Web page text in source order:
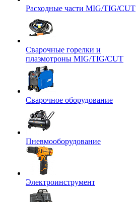
Расходные части MIG/TIG/CUT
Сварочные горелки и
плазмотроны MIG/TIG/CUT
Сварочное оборудование
Пневмооборудование
Электроинструмент